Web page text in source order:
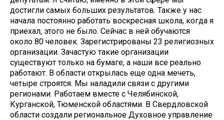
достигли самых больших результатов. Также у нас
начала постоянно работать воскресная школа, когда я
приехал, этого не было. Сейчас в ней обучаются
около 80 человек. Зарегистрированы 23 религиозных
организации. Зачастую такие организации
существуют только на бумаге, а наши все реально
работают. В области открылась еще одна мечеть,
четыре строятся. Мы наладили связи с другими
регионами. Работаем вместе с Челябинской,
Курганской, Тюменской областями. В Свердловской
области создали региональное Духовное управление